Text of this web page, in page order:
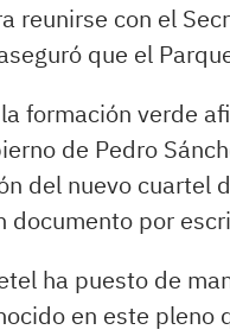
reunirse con el
que el
formación verde
de Pedro
del nuevo cuartel
documento por
ha puesto de
en este